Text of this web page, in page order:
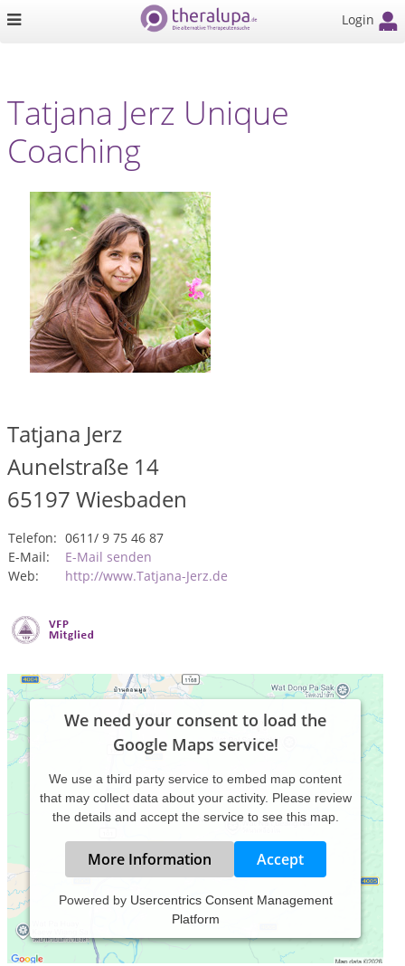
Login
Tatjana Jerz Unique
Coaching
Tatjana Jerz
Aunelstraße 14
65197 Wiesbaden
Telefon: 0611/ 9 75 46 87
E-Mail:
E-Mail senden
Web:
http://www.Tatjana-Jerz.de
We need your consent to load the
Google Maps service!
We use a third party service to embed map content
that may collect data about your activity. Please review
the details and accept the service to see this map.
More Information Accept
Powered by Usercentrics Consent Management
Platform
Das Glück deines Lebens hängt von der Beschaffenheit
deiner Gedanken ab.(Mark Aurel)